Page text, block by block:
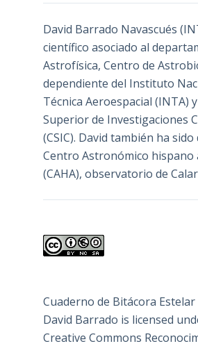
David Barrado Navascués
científico asociado al
Astrofísica, Centro de
dependiente del Instituto
Técnica Aeroespacial (INTA)
Superior de Investigaciones
(CSIC). David también ha
Centro Astronómico hispano
(CAHA), observatorio de
Cuaderno de Bitácora Estelar
David Barrado is licensed
Creative Commons